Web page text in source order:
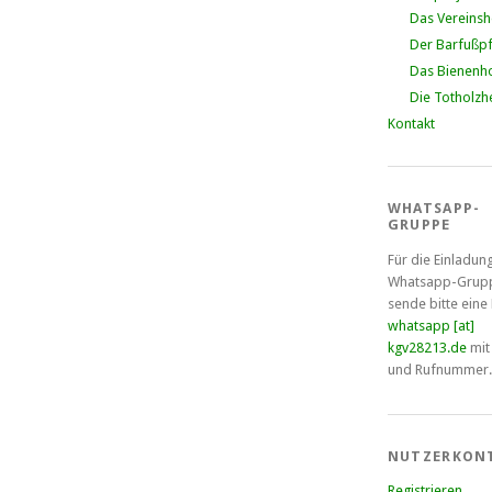
Das
Der
Das
Die
Kontakt
WHATSAPP-
GRUPPE
Für die
Whatsapp-
sende bitte eine
whatsapp [at]
kgv28213.demit
und Rufnummer.